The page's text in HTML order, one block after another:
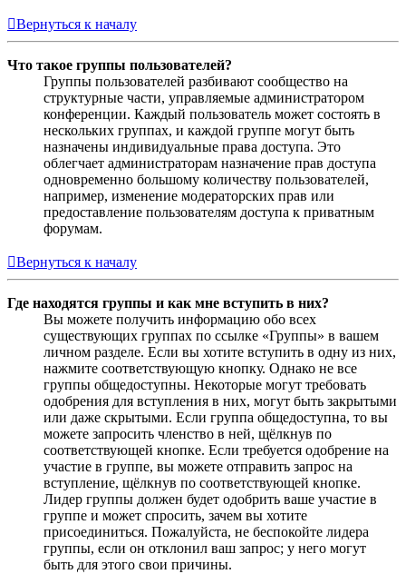
Вернуться к началу
Что такое группы пользователей?
Группы пользователей разбивают сообщество на
структурные части, управляемые администратором
конференции. Каждый пользователь может состоять в
нескольких группах, и каждой группе могут быть
назначены индивидуальные права доступа. Это
облегчает администраторам назначение прав доступа
одновременно большому количеству пользователей,
например, изменение модераторских прав или
предоставление пользователям доступа к приватным
форумам.
Вернуться к началу
Где находятся группы и как мне вступить в них?
Вы можете получить информацию обо всех
существующих группах по ссылке «Группы» в вашем
личном разделе. Если вы хотите вступить в одну из них,
нажмите соответствующую кнопку. Однако не все
группы общедоступны. Некоторые могут требовать
одобрения для вступления в них, могут быть закрытыми
или даже скрытыми. Если группа общедоступна, то вы
можете запросить членство в ней, щёлкнув по
соответствующей кнопке. Если требуется одобрение на
участие в группе, вы можете отправить запрос на
вступление, щёлкнув по соответствующей кнопке.
Лидер группы должен будет одобрить ваше участие в
группе и может спросить, зачем вы хотите
присоединиться. Пожалуйста, не беспокойте лидера
группы, если он отклонил ваш запрос; у него могут
быть для этого свои причины.